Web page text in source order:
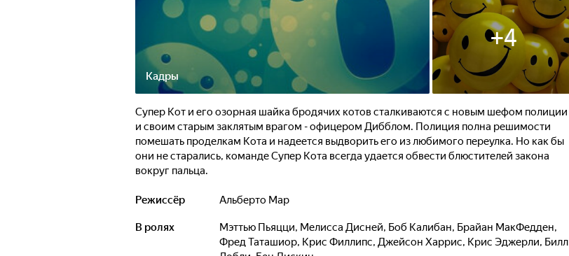
Кадры
+4
Супер Кот и его озорная шайка бродячих котов сталкиваются с новым шефом полиции
и своим старым заклятым врагом - офицером Дибблом. Полиция полна решимости
помешать проделкам Кота и надеется выдворить его из любимого переулка. Но как бы
они не старались, команде Супер Кота всегда удается обвести блюстителей закона
вокруг пальца.
Режиссёр Альберто Мар
В ролях Мэттью Пьяцци, Мелисса Дисней, Боб Калибан, Брайан МакФедден,
Фред Таташиор, Крис Филлипс, Джейсон Харрис, Крис Эджерли, Билл